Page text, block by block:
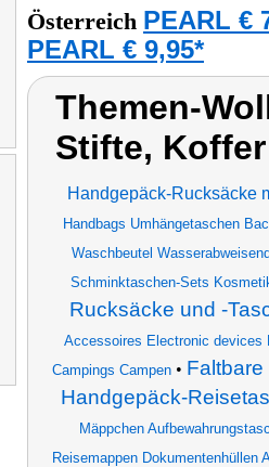
Österreich PEARL €
PEARL € 9,95*
Themen-
Stifte,
Handgepäck-Rucksäcke
Handbags Umhängetaschen
Waschbeutel
Schminktaschen-Sets
Rucksäcke und -
Accessoires Electronic devices
Campings Campen •
Handgepäck-
Mäppchen
Reisemappen Dokumentenhüllen